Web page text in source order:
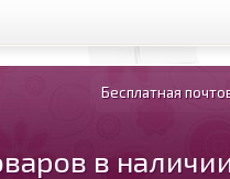
Бесплатная
в